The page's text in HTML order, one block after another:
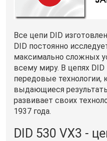
Все цепи DID
DID постоянно
максимально сложных
всему миру. В цепях
передовые
выдающиеся
развивает своих
1937 года.
DID 530 VX3 -